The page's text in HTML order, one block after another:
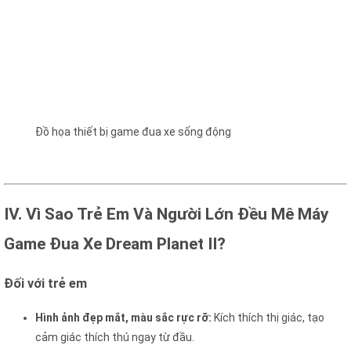
Đồ họa thiết bị game đua xe sống động
IV. Vì Sao Trẻ Em Và Người Lớn Đều Mê Máy
Game Đua Xe Dream Planet II?
Đối với trẻ em
Hình ảnh đẹp mắt, màu sắc rực rỡ: Kích thích thị giác, tạo
cảm giác thích thú ngay từ đầu.